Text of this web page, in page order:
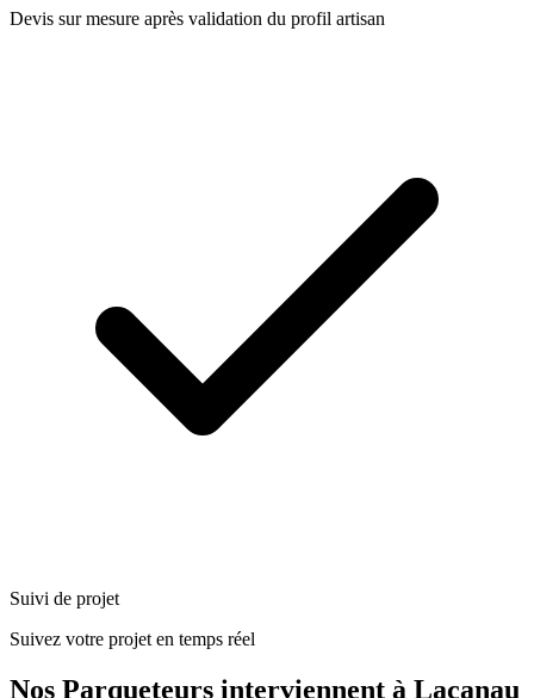
Devis sur mesure après validation du profil artisan
Suivi de projet
Suivez votre projet en temps réel
Nos Parqueteurs interviennent à Lacanau